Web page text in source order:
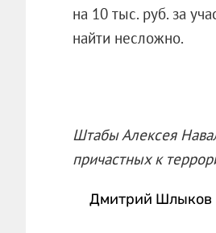
на 10 тыс. руб. за
найти несложно.
Штабы Алексея
причастных к
Дмитрий Шлыков